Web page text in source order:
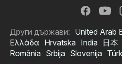
Други държави: United Arab
Ελλάδα Hrvatska India 日本
România Srbija Slovenija